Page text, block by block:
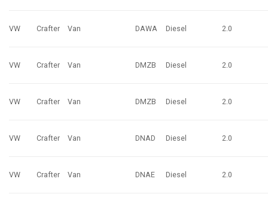
VW Crafter Van DAWA Diesel 2.0
VW Crafter Van DMZB Diesel 2.0
VW Crafter Van DMZB Diesel 2.0
VW Crafter Van DNAD Diesel 2.0
VW Crafter Van DNAE Diesel 2.0